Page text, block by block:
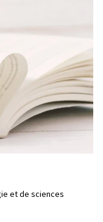
et de sciences